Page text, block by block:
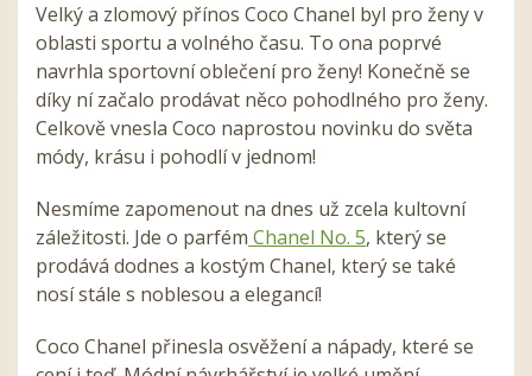
Velký a zlomový přínos Coco Chanel byl pro ženy v
oblasti sportu a volného času. To ona poprvé
navrhla sportovní oblečení pro ženy! Konečně se
díky ní začalo prodávat něco pohodlného pro ženy.
Celkově vnesla Coco naprostou novinku do světa
módy, krásu i pohodlí v jednom!
Nesmíme zapomenout na dnes už zcela kultovní
záležitosti. Jde o parfém Chanel No. 5, který se
prodává dodnes a kostým Chanel, který se také
nosí stále s noblesou a elegancí!
Coco Chanel přinesla osvěžení a nápady, které se